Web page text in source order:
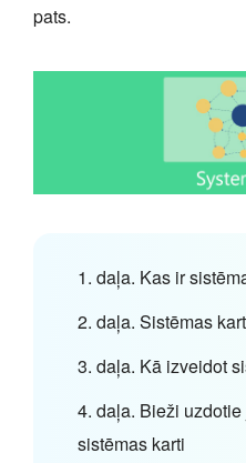
pats.
1. daļa. Kas ir
2. daļa. Sistēmas
3. daļa. Kā izveidot
4. daļa. Bieži
sistēmas karti